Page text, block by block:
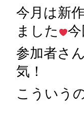
今月は新
ました
参加者さ
気！
こういう